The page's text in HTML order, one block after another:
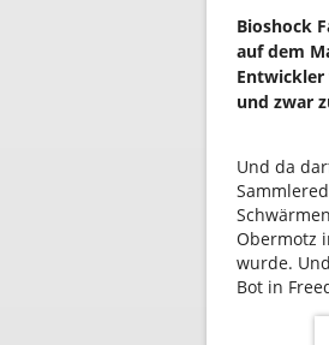
Bioshock
auf dem
und zwar
Und da
Obermotz
wurde.
Bot in